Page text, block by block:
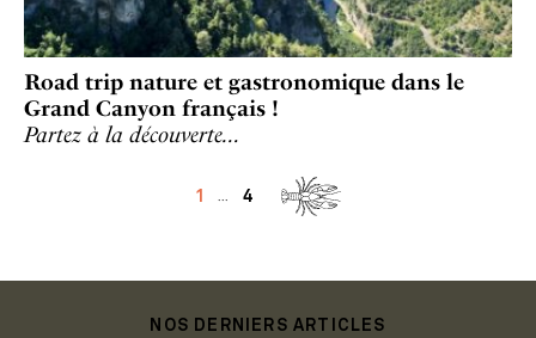
Road trip nature et gastronomique dans le
Grand Canyon français !
Partez à la découverte…
1 4
NOS DERNIERS ARTICLES